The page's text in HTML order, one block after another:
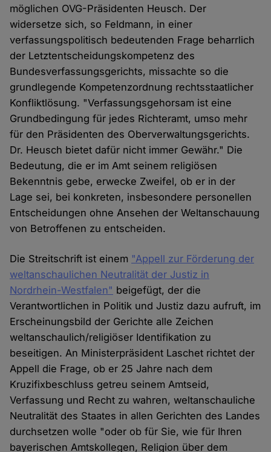
möglichen OVG-Präsidenten Heusch. Der
widersetze sich, so Feldmann, in einer
verfassungspolitisch bedeutenden Frage beharrlich
der Letztentscheidungskompetenz des
Bundesverfassungsgerichts, missachte so die
grundlegende Kompetenzordnung rechtsstaatlicher
Konfliktlösung. "Verfassungsgehorsam ist eine
Grundbedingung für jedes Richteramt, umso mehr
für den Präsidenten des Oberverwaltungsgerichts.
Dr. Heusch bietet dafür nicht immer Gewähr." Die
Bedeutung, die er im Amt seinem religiösen
Bekenntnis gebe, erwecke Zweifel, ob er in der
Lage sei, bei konkreten, insbesondere personellen
Entscheidungen ohne Ansehen der Weltanschauung
von Betroffenen zu entscheiden.
Die Streitschrift ist einem "Appell zur Förderung der
weltanschaulichen Neutralität der Justiz in
Nordrhein-Westfalen" beigefügt, der die
Verantwortlichen in Politik und Justiz dazu aufruft, im
Erscheinungsbild der Gerichte alle Zeichen
weltanschaulich/religiöser Identifikation zu
beseitigen. An Ministerpräsident Laschet richtet der
Appell die Frage, ob er 25 Jahre nach dem
Kruzifixbeschluss getreu seinem Amtseid,
Verfassung und Recht zu wahren, weltanschauliche
Neutralität des Staates in allen Gerichten des Landes
durchsetzen wolle "oder ob für Sie, wie für Ihren
bayerischen Amtskollegen, Religion über dem